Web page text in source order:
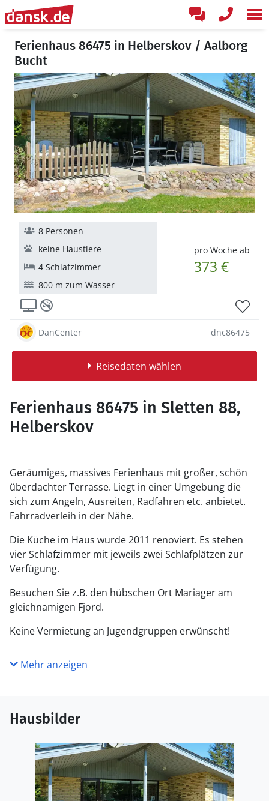
Ferienhaus 86475 in Helberskov / Aalborg
Bucht
pro Woche ab
373 €
8 Personen
keine Haustiere
4 Schlafzimmer
800 m zum Wasser
DanCenter dnc86475
Reisedaten wählen
Ferienhaus 86475 in Sletten 88,
Helberskov
Geräumiges, massives Ferienhaus mit großer, schön
überdachter Terrasse. Liegt in einer Umgebung die
sich zum Angeln, Ausreiten, Radfahren etc. anbietet.
Fahrradverleih in der Nähe.
Die Küche im Haus wurde 2011 renoviert. Es stehen
vier Schlafzimmer mit jeweils zwei Schlafplätzen zur
Verfügung.
Besuchen Sie z.B. den hübschen Ort Mariager am
gleichnamigen Fjord.
Keine Vermietung an Jugendgruppen erwünscht!
Mehr anzeigen
Hausbilder